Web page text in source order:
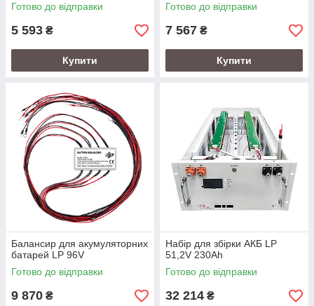
Готово до відправки
5 593 ₴
Купити
Готово до відправки
7 567 ₴
Купити
Балансир для акумуляторних
батарей LP 96V
Готово до відправки
9 870 ₴
Набір для збірки АКБ LP
51,2V 230Ah
Готово до відправки
32 214 ₴